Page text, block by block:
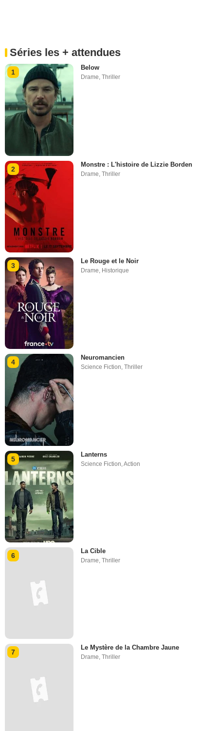
Séries les + attendues
1
Below
Drame,Thriller
2
Monstre : L'histoire de Lizzie Borden
Drame ,Thriller
3
Le Rouge et le Noir
Drame, Historique
4
Neuromancien
Science Fiction,Thriller
5
Lanterns
Science Fiction ,Action
6
La Cible
Drame,Thriller
7
Le Mystère de la Chambre Jaune
Drame,Thriller